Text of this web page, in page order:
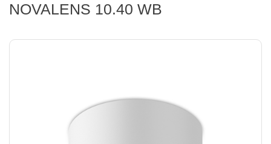
NOVALENS 10.40 WB